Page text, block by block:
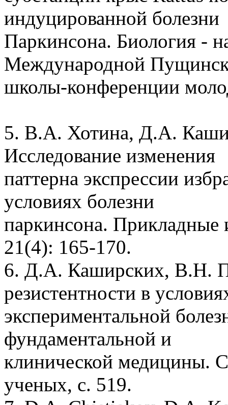
индуцированной болезни
Паркинсона. Биология -
Международной
школы-конференции
5. В.А. Хотина, Д.А.
Исследование изменения
паттерна экспрессии
условиях болезни
паркинсона.
21(4): 165-170.
6. Д.А. Каширских, В.Н.
резистентности в
экспериментальной
фундаментальной и
клинической медицины.
ученых, с. 519.